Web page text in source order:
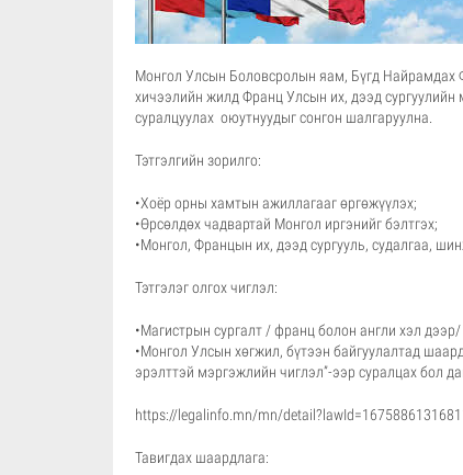
Монгол Улсын Боловсролын яам, Бүгд Найрамдах
хичээлийн жилд Франц Улсын их, дээд сургуулийн
суралцуулах оюутнуудыг сонгон шалгаруулна.
Тэтгэлгийн зорилго:
•Хоёр орны хамтын ажиллагааг өргөжүүлэх;
•Өрсөлдөх чадвартай Монгол иргэнийг бэлтгэх;
•Монгол, Францын их, дээд сургууль, судалгаа,
Тэтгэлэг олгох чиглэл:
•Магистрын сургалт / франц болон англи хэл дээр/
•Монгол Улсын хөгжил, бүтээн байгуулалтад
эрэлттэй мэргэжлийн чиглэл”-ээр суралцах бол
https://legalinfo.mn/mn/
Тавигдах шаардлага: